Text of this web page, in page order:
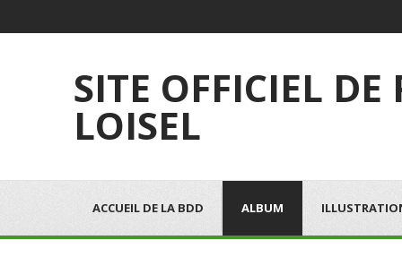
SITE OFFICIEL DE
LOISEL
ACCUEIL DE LA BDD ALBUM